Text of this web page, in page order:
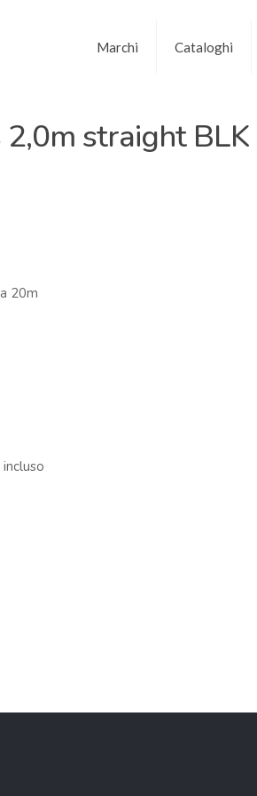
Marchi Cataloghi
straight BLK
20m